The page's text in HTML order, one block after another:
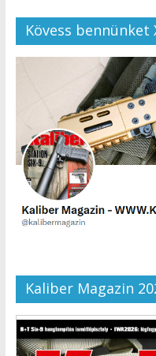
Kövess bennünket
Kaliber Magazin